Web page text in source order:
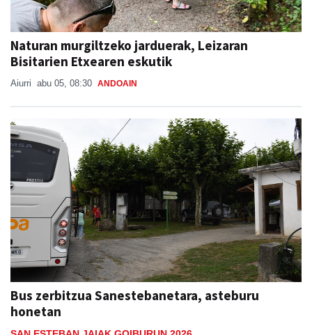
Naturan murgiltzeko jarduerak, Leizaran
Bisitarien Etxearen eskutik
Aiurri abu 05, 08:30 ANDOAIN
Bus zerbitzua Sanestebanetara, asteburu
honetan